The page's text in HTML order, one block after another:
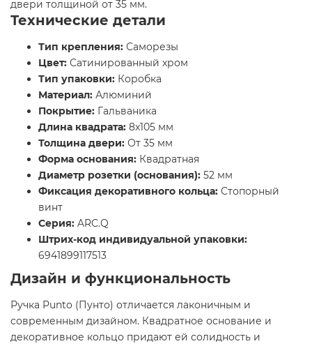
двери толщиной от 35 мм.
Технические детали
Тип крепления: Саморезы
Цвет: Сатинированный хром
Тип упаковки: Коробка
Материал: Алюминий
Покрытие: Гальваника
Длина квадрата: 8x105 мм
Толщина двери: От 35 мм
Форма основания: Квадратная
Диаметр розетки (основания): 52 мм
Фиксация декоративного кольца: Стопорный
винт
Серия: ARC.Q
Штрих-код индивидуальной упаковки:
6941899117513
Дизайн и функциональность
Ручка Punto (Пунто) отличается лаконичным и
современным дизайном. Квадратное основание и
декоративное кольцо придают ей солидность и